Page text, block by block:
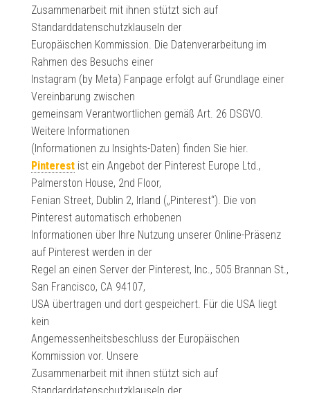
Zusammenarbeit mit ihnen stützt sich auf
Standarddatenschutzklauseln der
Europäischen Kommission. Die Datenverarbeitung im
Rahmen des Besuchs einer
Instagram (by Meta) Fanpage erfolgt auf Grundlage einer
Vereinbarung zwischen
gemeinsam Verantwortlichen gemäß Art. 26 DSGVO.
Weitere Informationen
(Informationen zu Insights-Daten) finden Sie hier.
Pinterest ist ein Angebot der Pinterest Europe Ltd.,
Palmerston House, 2nd Floor,
Fenian Street, Dublin 2, Irland („Pinterest“). Die von
Pinterest automatisch erhobenen
Informationen über Ihre Nutzung unserer Online-Präsenz
auf Pinterest werden in der
Regel an einen Server der Pinterest, Inc., 505 Brannan St.,
San Francisco, CA 94107,
USA übertragen und dort gespeichert. Für die USA liegt
kein
Angemessenheitsbeschluss der Europäischen
Kommission vor. Unsere
Zusammenarbeit mit ihnen stützt sich auf